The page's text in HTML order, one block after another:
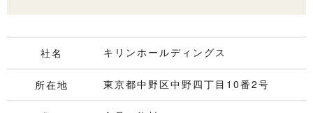
社名 キリンホールディングス
所在地 東京都中野区中野四丁目10番2号